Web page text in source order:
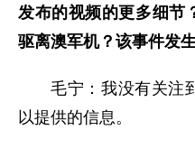
发布的视频的更多细节
驱离澳军机？该事件发
毛宁：我没有关注
以提供的信息。